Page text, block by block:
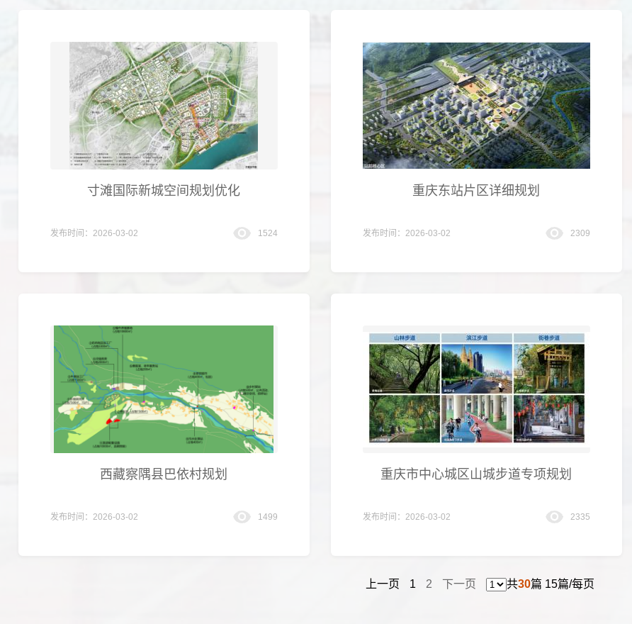
寸滩国际新城空间规划优化
发布时间：2026-03-02 1524
重庆东站片区详细规划
发布时间：2026-03-02 2309
西藏察隅县巴依村规划
发布时间：2026-03-02 1499
重庆市中心城区山城步道专项规划
发布时间：2026-03-02 2335
上一页 1 2 下一页 共30篇 15篇/每页